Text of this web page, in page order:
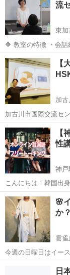
かり学びたい」 ​そ
流
東加
🔶 教室の特徴 ・会
・発音・文法も丁寧
楽しい活動も充実 ✨ 無料体験レッスン実施中！ ✨ ⸻ 🔶 こんな方
におすすめ ・...
兵庫 加古川市
【
加古
加古川市国際交流セ
になりたい方へ😊 文
しく学べます！ 場所:
兵庫 加古川市
【
性
神戸
こんにちは！韓国出
された街・神戸の皆
韓国語をお教えしたい
書だけの勉強はもう卒
兵庫 神戸市
🌸
か
雲
今週の日曜日はイースターです！🐣✨
ストについて学び、
なのかを知ってみませんか？ 📅 日時：4月5日（
川西市
日